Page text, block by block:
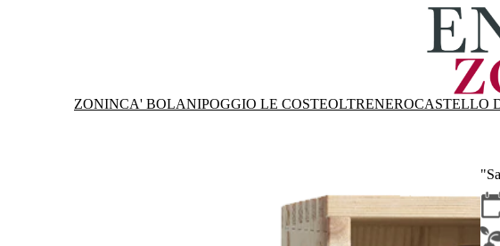
ZONINCA' BOLANIPOGGIO LE COSTEOLTRENEROCASTELLO